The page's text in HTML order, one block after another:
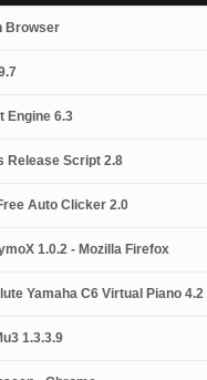
Browser
Engine 6.3
Release Script 2.8
Auto Clicker 2.0
1.0.2 - Mozilla Firefox
Yamaha C6 Virtual Piano 4.2
1.3.3.9